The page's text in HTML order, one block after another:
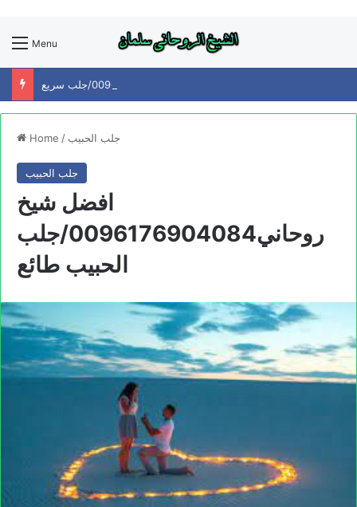
Menu
Home / جلب الحبيب
جلب الحبيب
افضل شيخ
روحاني0096176904084/جلب
الحبيب طائع